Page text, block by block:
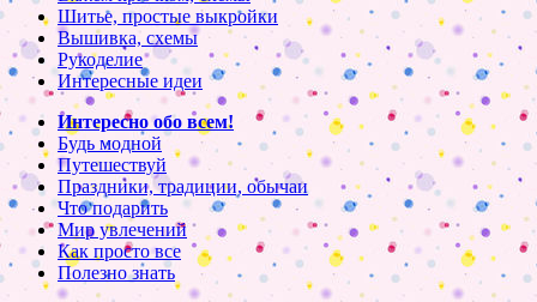
Шитье, простые выкройки
Вышивка, схемы
Рукоделие
Интересные идеи
Интересно обо всем!
Будь модной
Путешествуй
Праздники, традиции, обычаи
Что подарить
Мир увлечений
Как просто все
Полезно знать